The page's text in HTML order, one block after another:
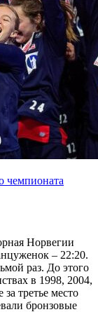
чемпионата
Норвегии
– 22:20.
раз. До этого
в 1998, 2004,
третье место
бронзовые